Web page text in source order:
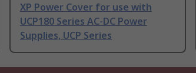
XP Power Cover for use with
UCP180 Series AC-DC Power
Supplies, UCP Series